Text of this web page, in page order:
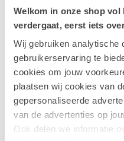
Welkom in onze shop vol
verdergaat, eerst iets
Wij gebruiken analytische
gebruikerservaring te
cookies om jouw
plaatsen wij cookies van
gepersonaliseerde
van de advertenties op
Ook delen we informatie
een fijne keuze wanneer je
overdrijven. Combineer ze
dat warmte en smaak
Versheid en
speciaalzaak
Bij Leonidas online shop
merk je niet alleen aan onze
maar ook aan de rest van